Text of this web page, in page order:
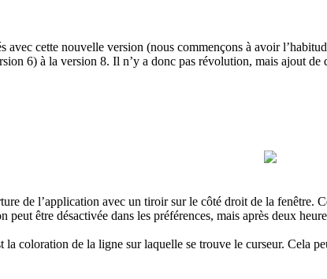
avec cette nouvelle version (nous commençons à avoir
6) à la version 8. Il n’y a donc pas révolution, mais ajout
de l’application avec un tiroir sur le côté droit de la
être désactivée dans les préférences, mais après deux
coloration de la ligne sur laquelle se trouve le curseur. Cela